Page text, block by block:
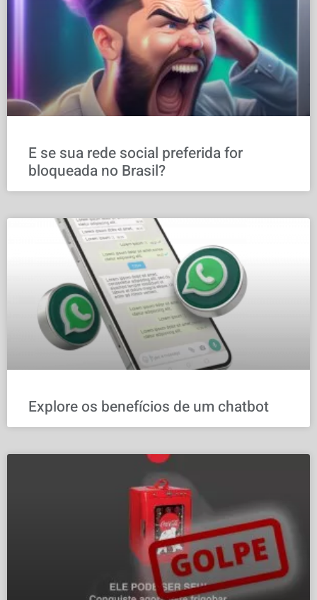
E se sua rede social preferida for
bloqueada no Brasil?
Explore os benefícios de um chatbot